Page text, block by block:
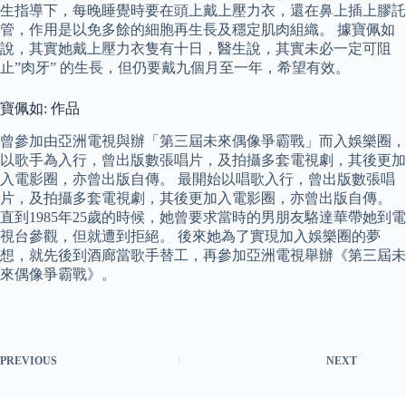
生指導下，每晚睡覺時要在頭上戴上壓力衣，還在鼻上插上膠託
管，作用是以免多餘的細胞再生長及穩定肌肉組織。 據寶佩如
說，其實她戴上壓力衣隻有十日，醫生說，其實未必一定可阻
止”肉牙” 的生長，但仍要戴九個月至一年，希望有效。
寶佩如: 作品
曾參加由亞洲電視與辦「第三屆未來偶像爭霸戰」而入娛樂圈，
以歌手為入行，曾出版數張唱片，及拍攝多套電視劇，其後更加
入電影圈，亦曾出版自傳。 最開始以唱歌入行，曾出版數張唱
片，及拍攝多套電視劇，其後更加入電影圈，亦曾出版自傳。
直到1985年25歲的時候，她曾要求當時的男朋友駱達華帶她到電
視台參觀，但就遭到拒絕。 後來她為了實現加入娛樂圈的夢
想，就先後到酒廊當歌手替工，再參加亞洲電視舉辦《第三屆未
來偶像爭霸戰》。
PREVIOUS NEXT